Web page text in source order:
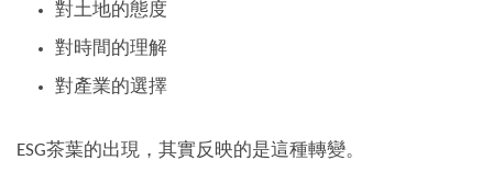
對土地的態度
對時間的理解
對產業的選擇
ESG茶葉的出現，其實反映的是這種轉變。